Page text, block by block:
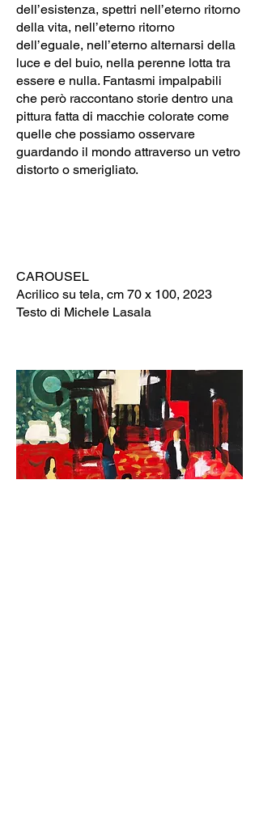
dell’esistenza, spettri nell’eterno ritorno
della vita, nell’eterno ritorno
dell’eguale, nell’eterno alternarsi della
luce e del buio, nella perenne lotta tra
essere e nulla. Fantasmi impalpabili
che però raccontano storie dentro una
pittura fatta di macchie colorate come
quelle che possiamo osservare
guardando il mondo attraverso un vetro
distorto o smerigliato.
CAROUSEL
Acrilico su tela, cm 70 x 100, 2023
Testo di Michele Lasala